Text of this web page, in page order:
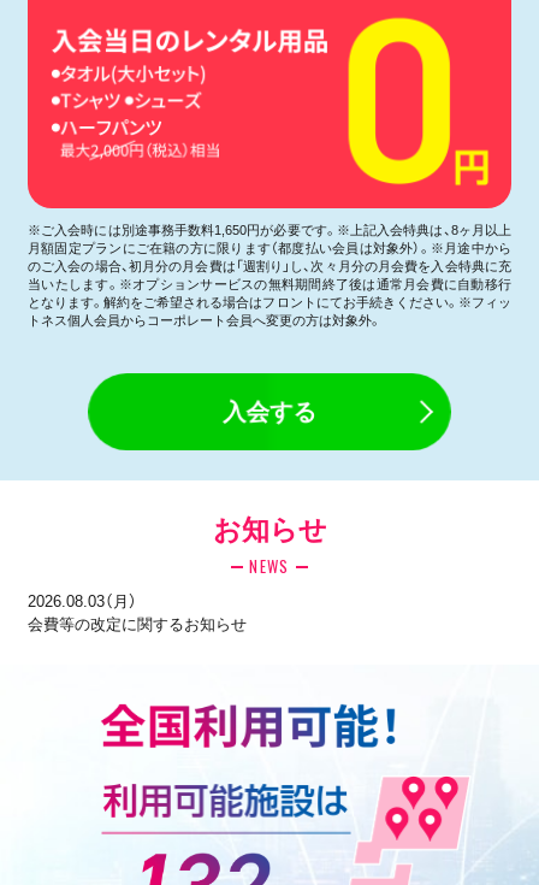
※ご入会時には別途事務手数料1,650円が必要です。※上記入会特典は、8ヶ月以上
月額固定プランにご在籍の方に限ります（都度払い会員は対象外）。※月途中から
のご入会の場合、初月分の月会費は「週割り」し、次々月分の月会費を入会特典に充
当いたします。※オプションサービスの無料期間終了後は通常月会費に自動移行
となります。解約をご希望される場合はフロントにてお手続きください。※フィッ
トネス個人会員からコーポレート会員へ変更の方は対象外。
入会する
お知らせ
NEWS
2026.08.03（月）
会費等の改定に関するお知らせ